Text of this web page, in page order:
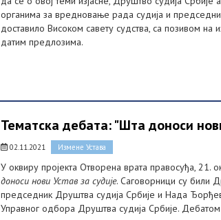
органима за вредновање рада судија и
доставило Високом савету судства, са позивом
датим предлозима.
Тематска дебата: "Шта доноси
02.11.2021 Измене Устава
У оквиру пројекта Отворена врата правосуђа,
доноси нови Устав за судије. Саговорници су били
председник Друштва судија Србије и Нада
Управног одбора Друштва судија Србије.